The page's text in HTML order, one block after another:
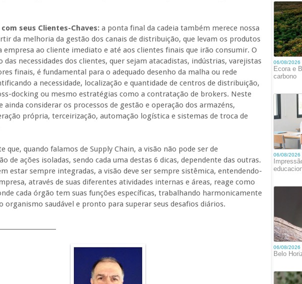
seus Clientes-Chaves: a ponta final da cadeia também merece nossa
da melhoria da gestão dos canais de distribuição, que levam os produtos
empresa ao cliente imediato e até aos clientes finais que irão consumir. O
necessidades dos clientes, quer sejam atacadistas, indústrias, varejistas
finais, é fundamental para o adequado desenho da malha ou rede
a necessidade, localização e quantidade de centros de distribuição,
docking ou mesmo estratégias como a contratação de brokers. Neste
ainda considerar os processos de gestão e operação dos armazéns,
própria, terceirização, automação logística e sistemas de troca de
que, quando falamos de Supply Chain, a visão não pode ser de
de ações isoladas, sendo cada uma destas 6 dicas, dependente das outras.
estar sempre integradas, a visão deve ser sempre sistêmica, entendendo-
através de suas diferentes atividades internas e áreas, reage como
cada órgão tem suas funções específicas, trabalhando harmonicamente
organismo saudável e pronto para superar seus desafios diários.